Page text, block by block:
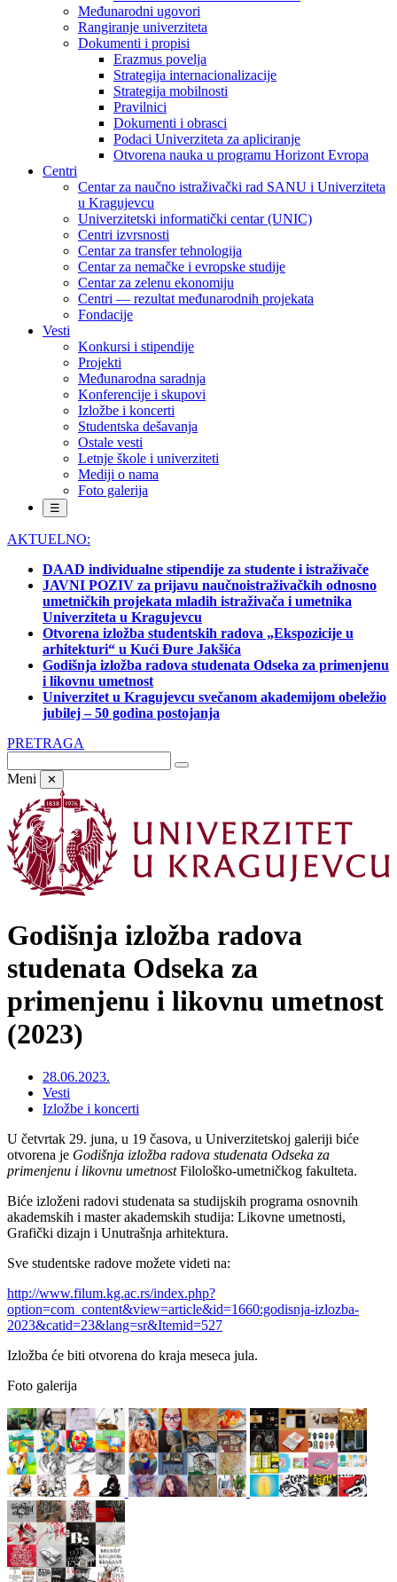
Međunarodni ugovori
Rangiranje univerziteta
Dokumenti i propisi
Erazmus povelja
Strategija internacionalizacije
Strategija mobilnosti
Pravilnici
Dokumenti i obrasci
Podaci Univerziteta za apliciranje
Otvorena nauka u programu Horizont Evropa
Centri
Centar za naučno istraživački rad SANU i Univerziteta
u Kragujevcu
Univerzitetski informatički centar (UNIC)
Centri izvrsnosti
Centar za transfer tehnologija
Centar za nemačke i evropske studije
Centar za zelenu ekonomiju
Centri — rezultat međunarodnih projekata
Fondacije
Vesti
Konkursi i stipendije
Projekti
Međunarodna saradnja
Konferencije i skupovi
Izložbe i koncerti
Studentska dešavanja
Ostale vesti
Letnje škole i univerziteti
Mediji o nama
Foto galerija
☰
AKTUELNO:
DAAD individualne stipendije za studente i istraživače
JAVNI POZIV za prijavu naučnoistraživačkih odnosno
umetničkih projekata mladih istraživača i umetnika
Univerziteta u Kragujevcu
Otvorena izložba studentskih radova „Ekspozicije u
arhitekturi“ u Kući Đure Jakšića
Godišnja izložba radova studenata Odseka za primenjenu
i likovnu umetnost
Univerzitet u Kragujevcu svečanom akademijom obeležio
jubilej – 50 godina postojanja
PRETRAGA
Meni ✕
Godišnja izložba radova
studenata Odseka za
primenjenu i likovnu umetnost
(2023)
28.06.2023.
Vesti
Izložbe i koncerti
U četvrtak 29. juna, u 19 časova, u Univerzitetskoj galeriji biće
otvorena je Godišnja izložba radova studenata Odseka za
primenjenu i likovnu umetnostFilološko-umetničkog fakulteta.
Biće izloženi radovi studenata sa studijskih programa osnovnih
akademskih i master akademskih studija: Likovne umetnosti,
Grafički dizajn i Unutrašnja arhitektura.
Sve studentske radove možete videti na:
http://www.filum.kg.ac.rs/index.php?
option=com_content&view=article&id=1660:godisnja-izlozba-
2023&catid=23&lang=sr&Itemid=527
Izložba će biti otvorena do kraja meseca jula.
Foto galerija